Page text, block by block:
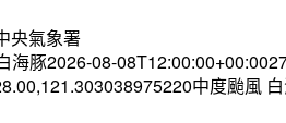
央氣象署
海豚2026-08-
中度颱風